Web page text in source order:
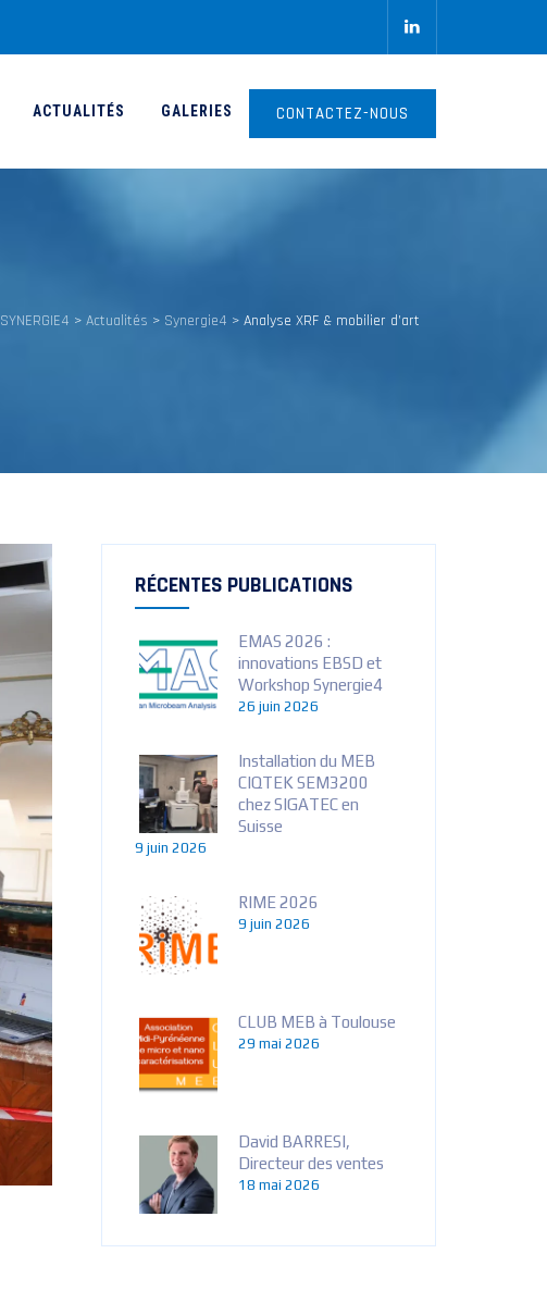
CONTACTEZ-NOUS
ACTUALITÉS GALERIES
SYNERGIE4 > Actualités > Synergie4 > Analyse XRF & mobilier d’art
RÉCENTES PUBLICATIONS
EMAS 2026 :
innovations EBSD et
Workshop Synergie4
26 juin 2026
Installation du MEB
CIQTEK SEM3200
chez SIGATEC en
Suisse
9 juin 2026
RIME 2026
9 juin 2026
CLUB MEB à Toulouse
29 mai 2026
David BARRESI,
Directeur des ventes
18 mai 2026